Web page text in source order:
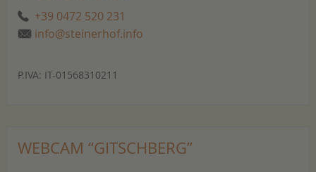
+39 0472 520 231
info@steinerhof.info
P.IVA: IT-01568310211
WEBCAM “GITSCHBERG”